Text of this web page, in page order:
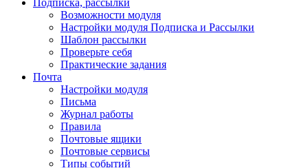
Подписка, рассылки
Возможности модуля
Настройки модуля Подписка и Рассылки
Шаблон рассылки
Проверьте себя
Практические задания
Почта
Настройки модуля
Письма
Журнал работы
Правила
Почтовые ящики
Почтовые сервисы
Типы событий